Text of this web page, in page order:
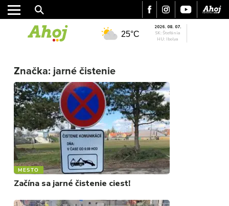
MESTO
REGIÓN
ŠPORT
KULTÚRA
FOTKY
VIDEO
MIX
25°C
2026. 08. 07.
SK: Štefánia
HU: Ibolya
Značka: jarné čistenie
MESTO
Začína sa jarné čistenie ciest!